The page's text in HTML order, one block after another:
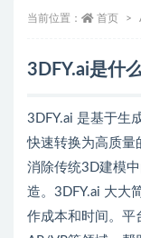
当前位置： 首页
3DFY.ai是什
3DFY.ai 是基于生
快速转换为高质量
消除传统3D建模
造。3DFY.ai 大大
作成本和时间。平